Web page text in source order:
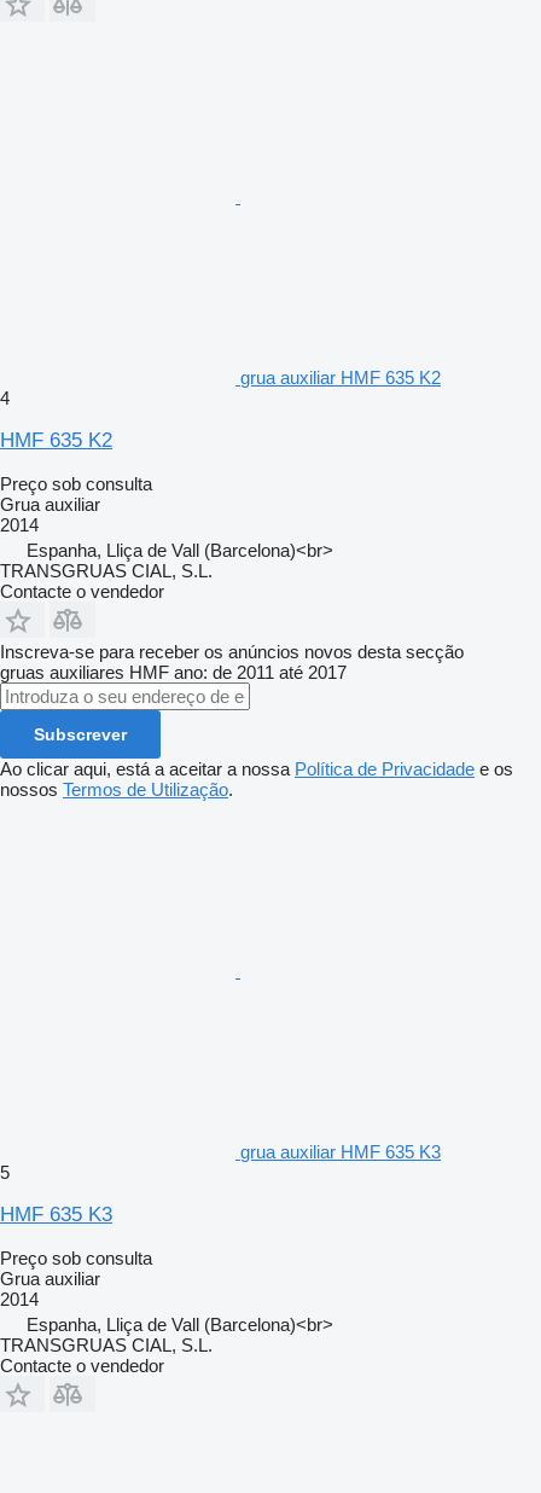
grua auxiliar HMF 635 K2
4
HMF 635 K2
Preço sob consulta
Grua auxiliar
2014
Espanha, Lliça de Vall (Barcelona)<br>
TRANSGRUAS CIAL, S.L.
Contacte o vendedor
Inscreva-se para receber os anúncios novos desta secção
gruas auxiliares HMF ano: de 2011 até 2017
Subscrever
Ao clicar aqui, está a aceitar a nossa Política de Privacidade e os
nossos Termos de Utilização.
grua auxiliar HMF 635 K3
5
HMF 635 K3
Preço sob consulta
Grua auxiliar
2014
Espanha, Lliça de Vall (Barcelona)<br>
TRANSGRUAS CIAL, S.L.
Contacte o vendedor